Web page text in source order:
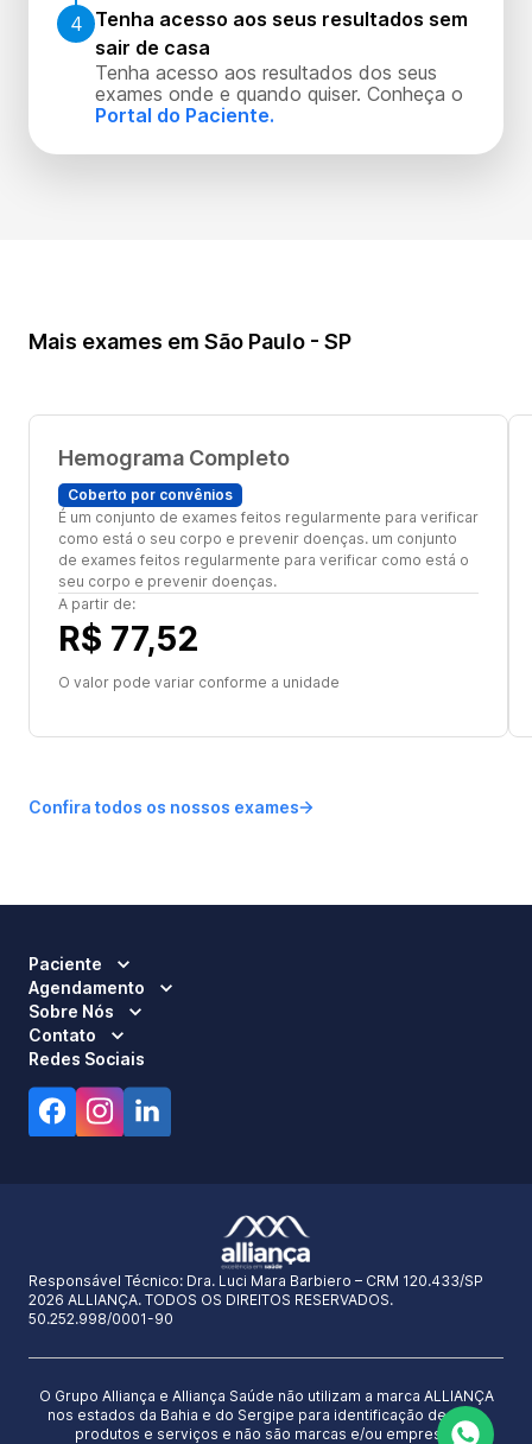
4 Tenha acesso aos seus resultados sem
sair de casa
Tenha acesso aos resultados dos seus
exames onde e quando quiser. Conheça o
Portal do Paciente.
Mais exames em São Paulo - SP
Hemograma Completo
Coberto por convênios
É um conjunto de exames feitos regularmente para verificar
como está o seu corpo e prevenir doenças. um conjunto
de exames feitos regularmente para verificar como está o
seu corpo e prevenir doenças.
A partir de:
R$ 77,52
O valor pode variar conforme a unidade
Confira todos os nossos exames
Paciente
Agendamento
Sobre Nós
Contato
Redes Sociais
Responsável Técnico: Dra. Luci Mara Barbiero – CRM 120.433/SP
2026 ALLIANÇA. TODOS OS DIREITOS RESERVADOS.
50.252.998/0001-90
O Grupo Alliança e Alliança Saúde não utilizam a marca ALLIANÇA
nos estados da Bahia e do Sergipe para identificação de seus
produtos e serviços e não são marcas e/ou empresas